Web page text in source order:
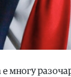
многу